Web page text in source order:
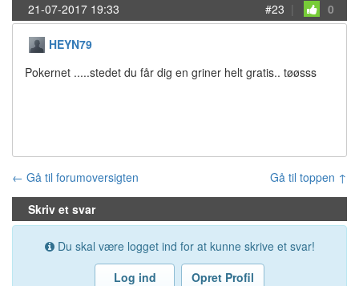
21-07-2017 19:33 #23 | 0
HEYN79
Pokernet .....stedet du får dig en griner helt gratis.. tøøsss
← Gå til forumoversigten
Gå til toppen ↑
Skriv et svar
Du skal være logget ind for at kunne skrive et svar!
Log ind
Opret Profil